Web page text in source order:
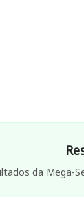
da Mega-